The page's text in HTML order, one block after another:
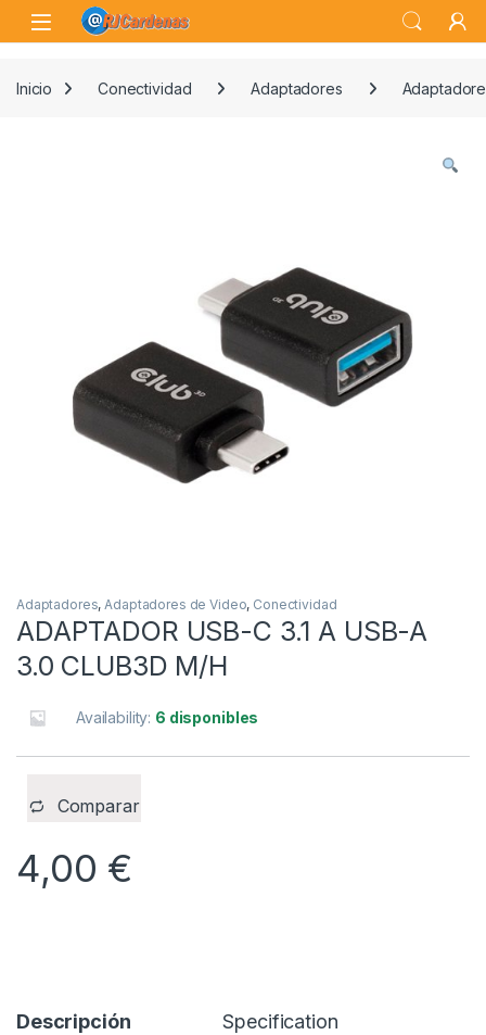
Skip to navigation
Skip to content
Open
Inicio Conectividad Adaptadores
Adaptadores,Adaptadores de Video, Conectividad
ADAPTADOR USB-C 3.1 A USB-A
3.0 CLUB3D M/H
Availability: 6 disponibles
Comparar
4,00 €
Descripción Specification